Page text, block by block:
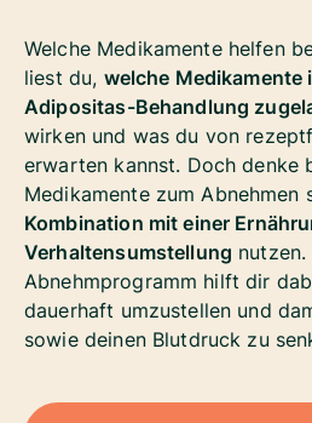
Welche Medikamente helfen
liest du, welche
Adipositas-Behandlung
wirken und was du von
erwarten kannst. Doch denke
Medikamente zum Abnehmen
Kombination mit einer
Verhaltensumstellung nutzen.
Abnehmprogramm hilft dir
dauerhaft umzustellen und
sowie deinen Blutdruck zu